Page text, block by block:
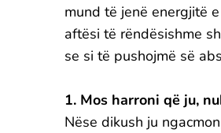
mund të jenë energjitë
aftësi të rëndësishme
se si të pushojmë së
1. Mos harroni që ju,
Nëse dikush ju